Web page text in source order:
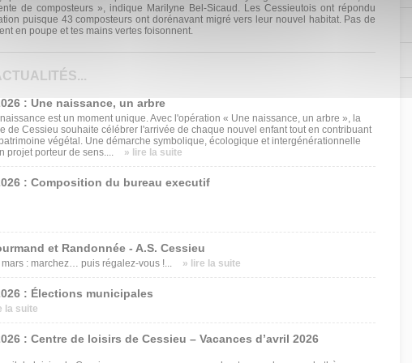
de composteurs », indi­que Marilyne Bel-Sicaud. Les Cessieutois ont répondu
puisque 43 composteurs ont dorénavant migré vers leur nouvel habitat. Pas de
en poupe et tes mains vertes foisonnent.
: Une naissance, un arbre
est un moment unique. Avec l'opération « Une naissance, un arbre », la
de Cessieu souhaite célébrer l'arrivée de chaque nouvel enfant tout en contribuant
végétal. Une démarche symbolique, écologique et intergénérationnelle
projet porteur de sens....
» lire la suite
: Composition du bureau executif
et Randonnée - A.S. Cessieu
: marchez… puis régalez-vous !... » lire la suite
: Élections municipales
la suite
: Centre de loisirs de Cessieu – Vacances d’avril 2026